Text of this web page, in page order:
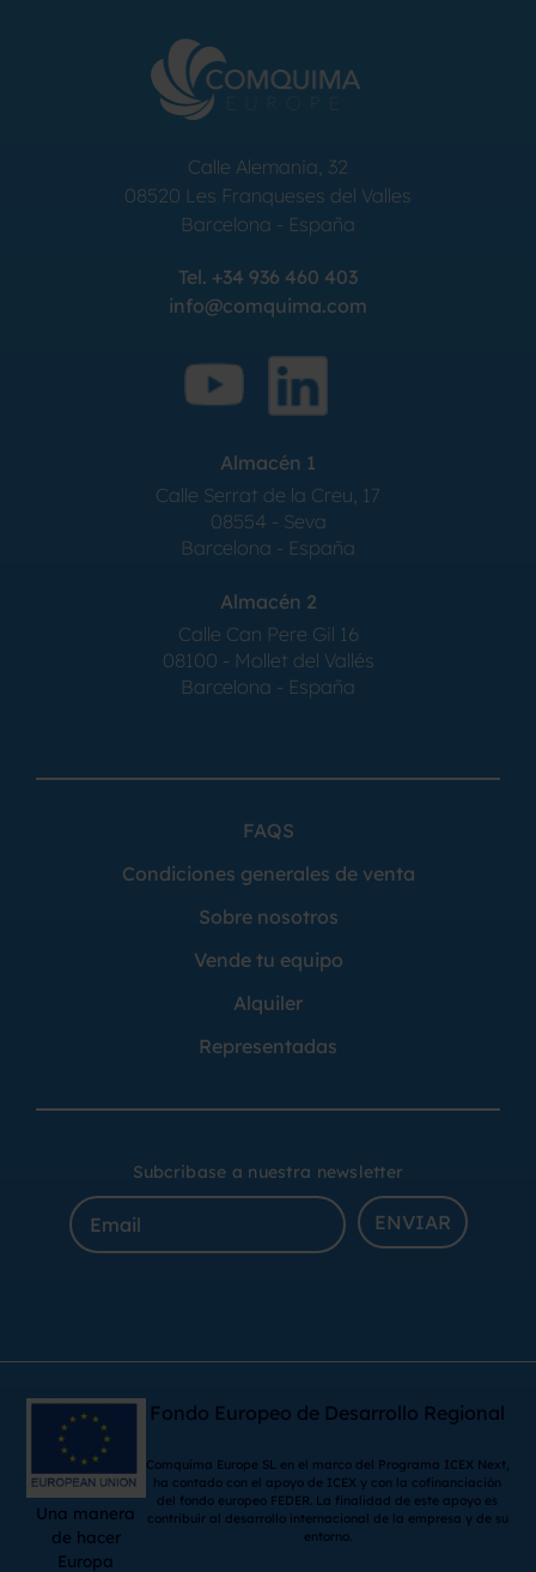
Calle Alemania, 32
08520 Les Franqueses del Valles
Barcelona - España
Tel. +34 936 460 403
info@comquima.com
Almacén 1
Calle Serrat de la Creu, 17
08554 - Seva
Barcelona - España
Almacén 2
Calle Can Pere Gil 16
08100 - Mollet del Vallés
Barcelona - España
FAQS
Condiciones generales de venta
Sobre nosotros
Vende tu equipo
Alquiler
Representadas
Subcribase a nuestra newsletter
ENVIAR
Una manera
de hacer
Europa
Fondo Europeo de Desarrollo Regional
Comquima Europe SL en el marco del Programa ICEX Next,
ha contado con el apoyo de ICEX y con la cofinanciación
del fondo europeo FEDER. La finalidad de este apoyo es
contribuir al desarrollo internacional de la empresa y de su
entorno.